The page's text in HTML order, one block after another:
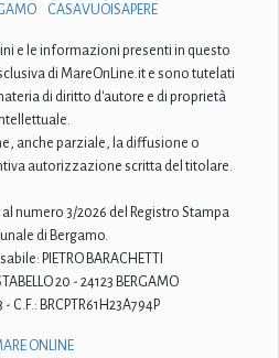
CASAVUOISAPERE
e le informazioni presenti in questo
di MareOnLine.it e sono tutelati
di diritto d'autore e di proprietà
anche parziale, la diffusione o
autorizzazione scritta del titolare.
numero 3/2026 del Registro Stampa
di Bergamo.
PIETRO BARACHETTI
20 - 24123 BERGAMO
- C.F.: BRCPTR61H23A794P
ONLINE